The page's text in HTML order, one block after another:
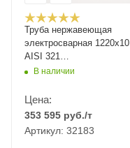
Труба нержавеющая
электросварная 1220х10
AISI 321
12Х18Н10Т/08Х18Н10Т
В наличии
Цена:
353 595 руб./т
Артикул: 32183